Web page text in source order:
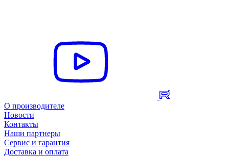
О производителе
Новости
Контакты
Наши партнеры
Сервис и гарантия
Доставка и оплата